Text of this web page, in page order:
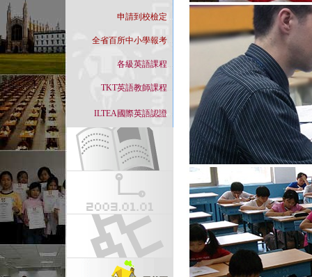
申請到校檢定 ...
全省百所中小學報考
各級英語課程
TKT英語教師課程
ILTEA國際英語認證